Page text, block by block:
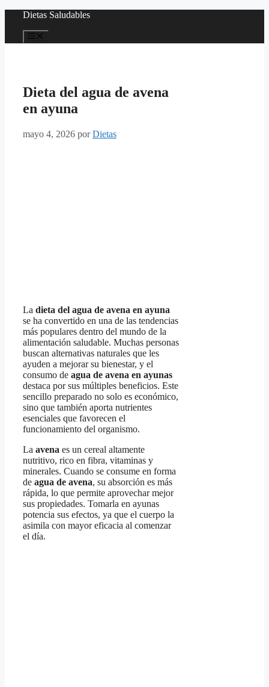
Saltar
contenido
Dietas Saludables
Dieta del agua de avena
en ayuna
mayo 4, 2026 porDietas
La dieta del agua de avena en ayuna
se ha convertido en una de las tendencias
más populares dentro del mundo de la
alimentación saludable. Muchas personas
buscan alternativas naturales que les
ayuden a mejorar su bienestar, y el
consumo de agua de avena en ayunas
destaca por sus múltiples beneficios. Este
sencillo preparado no solo es económico,
sino que también aporta nutrientes
esenciales que favorecen el
funcionamiento del organismo.
La avena es un cereal altamente
nutritivo, rico en fibra, vitaminas y
minerales. Cuando se consume en forma
de agua de avena, su absorción es más
rápida, lo que permite aprovechar mejor
sus propiedades. Tomarla en ayunas
potencia sus efectos, ya que el cuerpo la
asimila con mayor eficacia al comenzar
el día.